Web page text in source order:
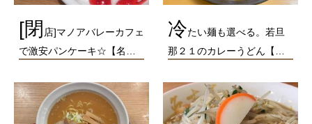
[閉 店]マノアバレーカフェ
で激安パンケーキ☆【名…
冷たい麺も選べる。若旦
那２１のカレーうどん【…